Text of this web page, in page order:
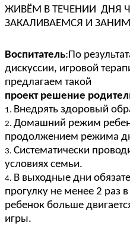
ЖИВЁМ В ТЕЧЕНИИ ДНЯ
ЗАКАЛИВАЕМСЯ И
Воспитатель:По
дискуссии, игровой
предлагаем такой
проект решение
Внедрять здоровый
Домашний режим
продолжением режима
Систематически
условиях семьи.
В выходные дни
прогулку не менее 2 раз
ребенок больше
игры.